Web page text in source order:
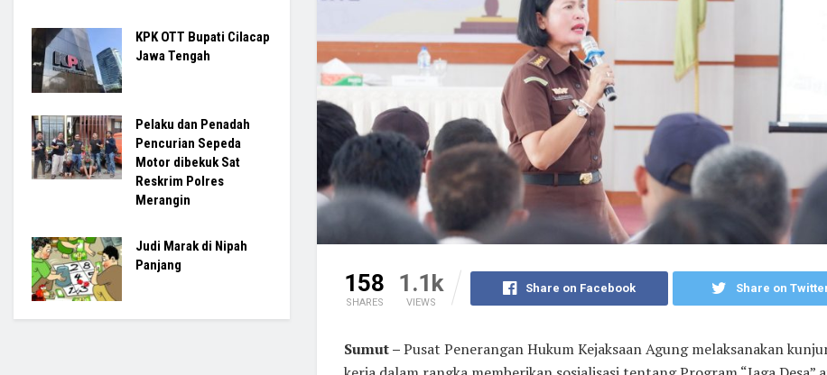
158
SHARES
1.1k
VIEWS
Share on Facebook Share on
Sumut –Pusat Penerangan Hukum Kejaksaan Agung melaksanakan
KPK OTT Bupati Cilacap
Jawa Tengah
Pelaku dan Penadah
Pencurian Sepeda
Motor dibekuk Sat
Reskrim Polres
Merangin
Judi Marak di Nipah
Panjang